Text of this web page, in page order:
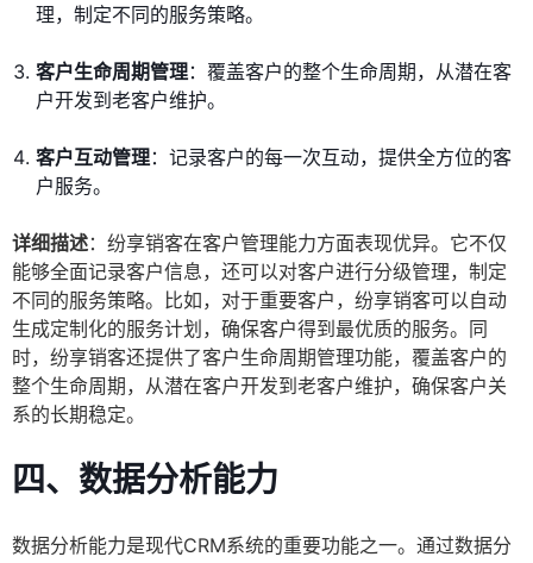
理，制定不同的服务策略。
客户生命周期管理：覆盖客户的整个生命周期，从潜在客
户开发到老客户维护。
客户互动管理：记录客户的每一次互动，提供全方位的客
户服务。
详细描述：纷享销客在客户管理能力方面表现优异。它不仅
能够全面记录客户信息，还可以对客户进行分级管理，制定
不同的服务策略。比如，对于重要客户，纷享销客可以自动
生成定制化的服务计划，确保客户得到最优质的服务。同
时，纷享销客还提供了客户生命周期管理功能，覆盖客户的
整个生命周期，从潜在客户开发到老客户维护，确保客户关
系的长期稳定。
四、 数据分析能力
数据分析能力是现代CRM系统的重要功能之一。通过数据分